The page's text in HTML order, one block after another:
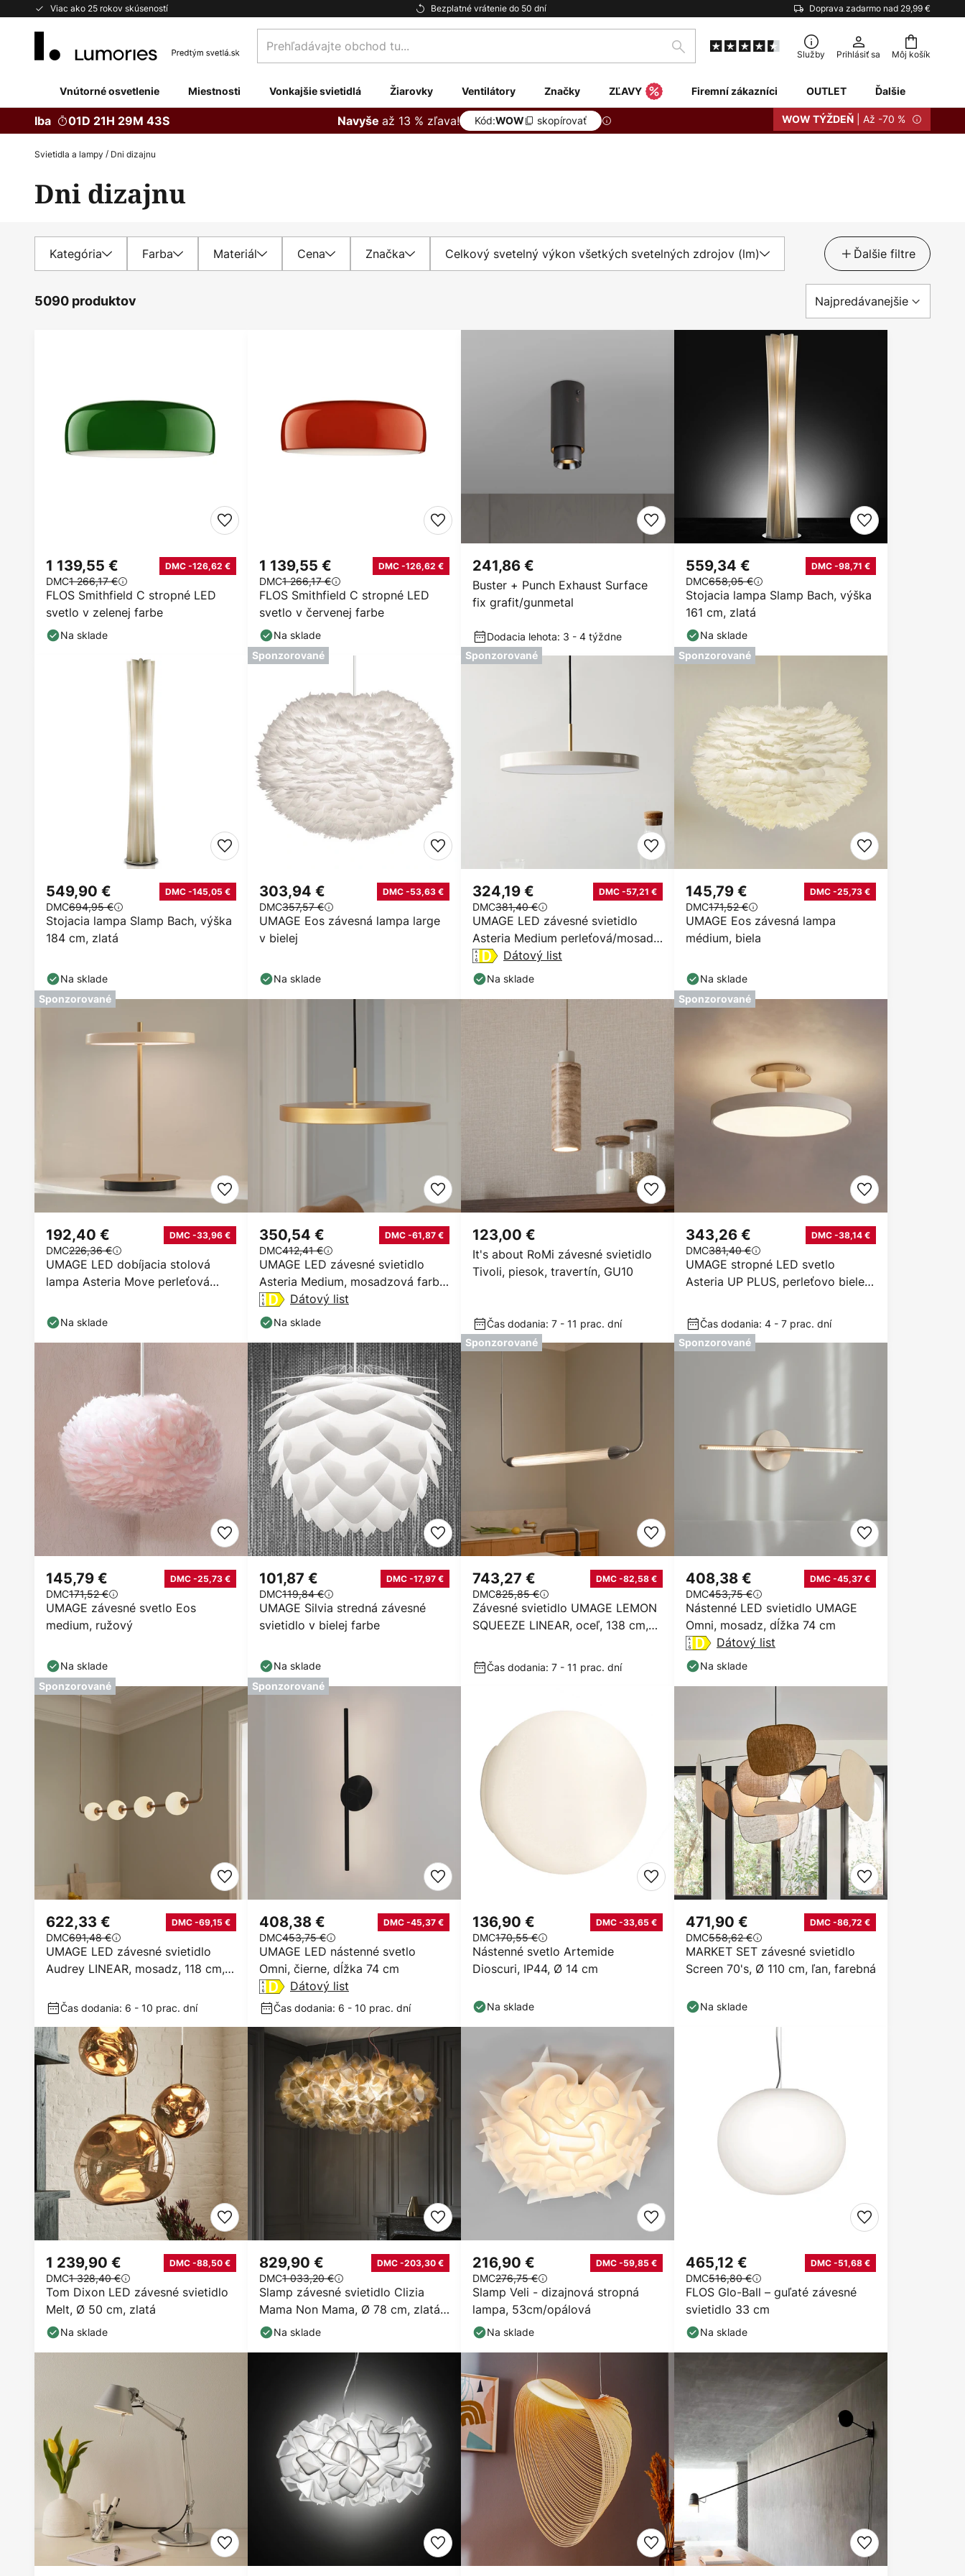
Viac ako 25 rokov skúseností Bezplatné vrátenie do 50 dní Doprava zadarmo nad 29,99 €
Skip
Môj košík
Prehľadávajte
obchod
Hľadať Služby Prihlásiť sa
Vnútorné osvetlenie Miestnosti Vonkajšie svietidlá Žiarovky Ventilátory Značky ZĽAVY Firemní zákazníci OUTLET Ďalšie
Iba 01D 21H 29M 42S Navyše až 13 % zľava! Kód:WOW skopírovať WOW TÝŽDEŇ | Až -70 %
Svietidla a lampy Dni dizajnu
Dni dizajnu
Kategória Farba Materiál Cena Značka Celkový svetelný výkon všetkých svetelných zdrojov (lm) Ďalšie filtre
5090 produktov
FLOS Smithfield C stropné LED
svetlo v zelenej farbe
1 139,55 € DMC -126,62 €
DMC1 266,17 €
Na sklade
FLOS Smithfield C stropné LED
svetlo v červenej farbe
1 139,55 € DMC -126,62 €
DMC1 266,17 €
Na sklade
Buster + Punch Exhaust Surface
fix grafit/gunmetal
241,86 €
Dodacia lehota: 3 - 4 týždne
Stojacia lampa Slamp Bach, výška
161 cm, zlatá
559,34 € DMC -98,71 €
DMC658,05 €
Na sklade
Stojacia lampa Slamp Bach, výška
184 cm, zlatá
549,90 € DMC -145,05 €
DMC694,95 €
Na sklade
Sponzorované
UMAGE Eos závesná lampa large
v bielej
303,94 € DMC -53,63 €
DMC357,57 €
Na sklade
Sponzorované
UMAGE LED závesné svietidlo
Asteria Medium perleťová/mosadz
Ø 43 cm
324,19 € DMC -57,21 €
DMC381,40 €
Dátový list
Na sklade
Sponzorované
UMAGE Eos závesná lampa
médium, biela
145,79 € DMC -25,73 €
DMC171,52 €
Na sklade
Sponzorované
UMAGE LED dobíjacia stolová
lampa Asteria Move perleťová
192,40 € DMC -33,96 €
DMC226,36 €
Na sklade
UMAGE LED závesné svietidlo
Asteria Medium, mosadzová farba
Ø 43 cm
350,54 € DMC -61,87 €
DMC412,41 €
Dátový list
Na sklade
It's about RoMi závesné svietidlo
Tivoli, piesok, travertín, GU10
123,00 €
Čas dodania: 7 - 11 prac. dní
Sponzorované
UMAGE stropné LED svetlo
Asteria UP PLUS, perleťovo biele,
343,26 € DMC -38,14 €
DMC381,40 €
Čas dodania: 4 - 7 prac. dní
UMAGE závesné svetlo Eos
medium, ružový
145,79 € DMC -25,73 €
DMC171,52 €
Na sklade
UMAGE Silvia stredná závesné
svietidlo v bielej farbe
101,87 € DMC -17,97 €
DMC119,84 €
Na sklade
Sponzorované
Závesné svietidlo UMAGE LEMON
SQUEEZE LINEAR, oceľ, 138 cm,
743,27 € DMC -82,58 €
DMC825,85 €
Čas dodania: 7 - 11 prac. dní
Sponzorované
Nástenné LED svietidlo UMAGE
Omni, mosadz, dĺžka 74 cm
408,38 € DMC -45,37 €
DMC453,75 €
Dátový list
Na sklade
Sponzorované
UMAGE LED závesné svietidlo
Audrey LINEAR, mosadz, 118 cm,
622,33 € DMC -69,15 €
DMC691,48 €
Čas dodania: 6 - 10 prac. dní
Sponzorované
UMAGE LED nástenné svetlo
Omni, čierne, dĺžka 74 cm
408,38 € DMC -45,37 €
DMC453,75 €
Dátový list
Čas dodania: 6 - 10 prac. dní
Nástenné svetlo Artemide
Dioscuri, IP44, Ø 14 cm
136,90 € DMC -33,65 €
DMC170,55 €
Na sklade
MARKET SET závesné svietidlo
Screen 70's, Ø 110 cm, ľan, farebná
471,90 € DMC -86,72 €
DMC558,62 €
Na sklade
Tom Dixon LED závesné svietidlo
Melt, Ø 50 cm, zlatá
1 239,90 € DMC -88,50 €
DMC1 328,40 €
Na sklade
Slamp závesné svietidlo Clizia
Mama Non Mama, Ø 78 cm, zlatá/
číra
829,90 € DMC -203,30 €
DMC1 033,20 €
Na sklade
Slamp Veli - dizajnová stropná
lampa, 53cm/opálová
216,90 € DMC -59,85 €
DMC276,75 €
Na sklade
FLOS Glo-Ball – guľaté závesné
svietidlo 33 cm
465,12 € DMC -51,68 €
DMC516,80 €
Na sklade